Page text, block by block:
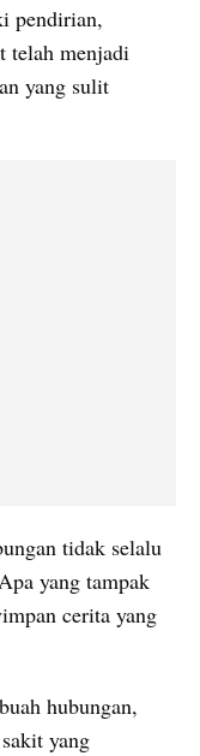
pendirian,
telah menjadi
yang sulit
tidak selalu
yang tampak
cerita yang
hubungan,
yang